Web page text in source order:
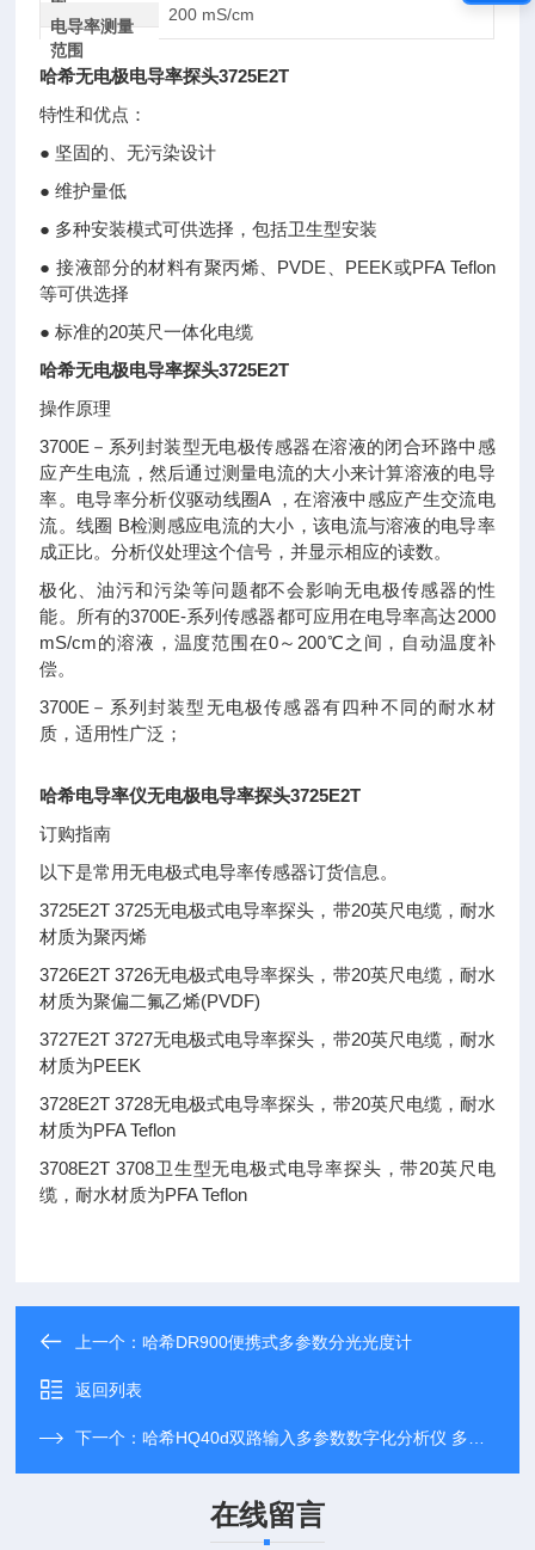
电导率测量
范围
200 mS/cm
哈希无电极电导率探头3725E2T
特性和优点：
● 坚固的、无污染设计
● 维护量低
● 多种安装模式可供选择，包括卫生型安装
● 接液部分的材料有聚丙烯、PVDE、PEEK或PFA Teflon
等可供选择
● 标准的20英尺一体化电缆
哈希无电极电导率探头3725E2T
操作原理
3700E－系列封装型无电极传感器在溶液的闭合环路中感
应产生电流，然后通过测量电流的大小来计算溶液的电导
率。电导率分析仪驱动线圈A ，在溶液中感应产生交流电
流。线圈 B检测感应电流的大小，该电流与溶液的电导率
成正比。分析仪处理这个信号，并显示相应的读数。
极化、油污和污染等问题都不会影响无电极传感器的性
能。所有的3700E-系列传感器都可应用在电导率高达2000
mS/cm的溶液，温度范围在0～200℃之间，自动温度补
偿。
3700E－系列封装型无电极传感器有四种不同的耐水材
质，适用性广泛；
哈希电导率仪无电极电导率探头3725E2T
订购指南
以下是常用无电极式电导率传感器订货信息。
3725E2T 3725无电极式电导率探头，带20英尺电缆，耐水
材质为聚丙烯
3726E2T 3726无电极式电导率探头，带20英尺电缆，耐水
材质为聚偏二氟乙烯(PVDF)
3727E2T 3727无电极式电导率探头，带20英尺电缆，耐水
材质为PEEK
3728E2T 3728无电极式电导率探头，带20英尺电缆，耐水
材质为PFA Teflon
3708E2T 3708卫生型无电极式电导率探头，带20英尺电
缆，耐水材质为PFA Teflon
上一个：哈希DR900便携式多参数分光光度计
返回列表
下一个：哈希HQ40d双路输入多参数数字化分析仪 多参数水质检测仪
在线留言